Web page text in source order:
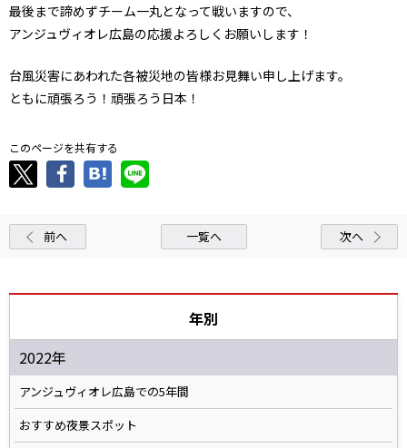
最後まで諦めずチーム一丸となって戦いますので、
アンジュヴィオレ広島の応援よろしくお願いします！
台風災害にあわれた各被災地の皆様お見舞い申し上げます。
ともに頑張ろう！頑張ろう日本！
このページを共有する
前へ 一覧へ 次へ
年別
2022年
アンジュヴィオレ広島での5年間
おすすめ夜景スポット